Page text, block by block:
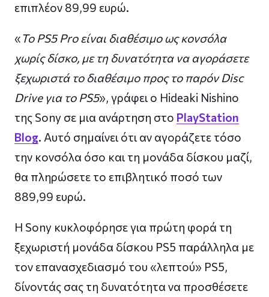
επιπλέον 89,99 ευρώ.
«Το PS5 Pro είναι διαθέσιμο ως κονσόλα
χωρίς δίσκο, με τη δυνατότητα να αγοράσετε
ξεχωριστά το διαθέσιμο προς το παρόν Disc
Drive για το PS5», γράφει ο Hideaki Nishino
της Sony σε μια ανάρτηση στο PlayStation
Blog. Αυτό σημαίνει ότι αν αγοράζετε τόσο
την κονσόλα όσο και τη μονάδα δίσκου μαζί,
θα πληρώσετε το επιβλητικό ποσό των
889,99 ευρώ.
Η Sony κυκλοφόρησε για πρώτη φορά τη
ξεχωριστή μονάδα δίσκου PS5 παράλληλα με
τον επανασχεδιασμό του «λεπτού» PS5,
δίνοντάς σας τη δυνατότητα να προσθέσετε